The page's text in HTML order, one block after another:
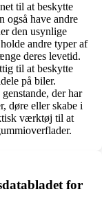
til at beskytte
også have andre
den usynlige
andre typer af
deres levetid.
til at beskytte
på biler.
der har
døre eller skabe i
værktøj til at
for